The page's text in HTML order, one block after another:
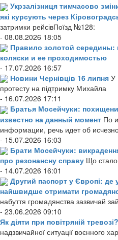
Укрзалізниця тимчасово
які курсують через
затримки рейсівПоїзд №128:
- 08.08.2026 18:05
Правило золотой середины:
коляски и ее проходимостью
- 17.07.2026 16:57
Новини Чернівців 16 липня У
протесту на підтримку Михайла
- 16.07.2026 17:11
Братья Мосейчуки:
известно на данный момент По
информации, речь идет об
- 15.07.2026 16:03
Брати Мосейчуки:
про резонансну справу Що стало
- 14.07.2026 16:01
Другий паспорт у Європі: де
найшвидше отримати
набуття громадянства зазвичай
- 23.06.2026 09:10
Як діяти при повітряній тревозі?
надзвичайної ситуації воєнного